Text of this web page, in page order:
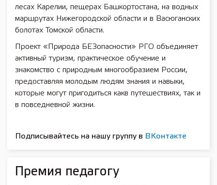
лесах Карелии, пещерах Башкортостана, на водных
маршрутах Нижегородской области и в Васюганских
болотах Томской области.
Проект «Природа БЕЗопасности» РГО объединяет
активный туризм, практическое обучение и
знакомство с природным многообразием России,
предоставляя молодым людям знания и навыки,
которые могут пригодиться какв путешествиях, так и
в повседневной жизни.
Подписывайтесь на нашу группу в ВКонтакте
Премия педагогу